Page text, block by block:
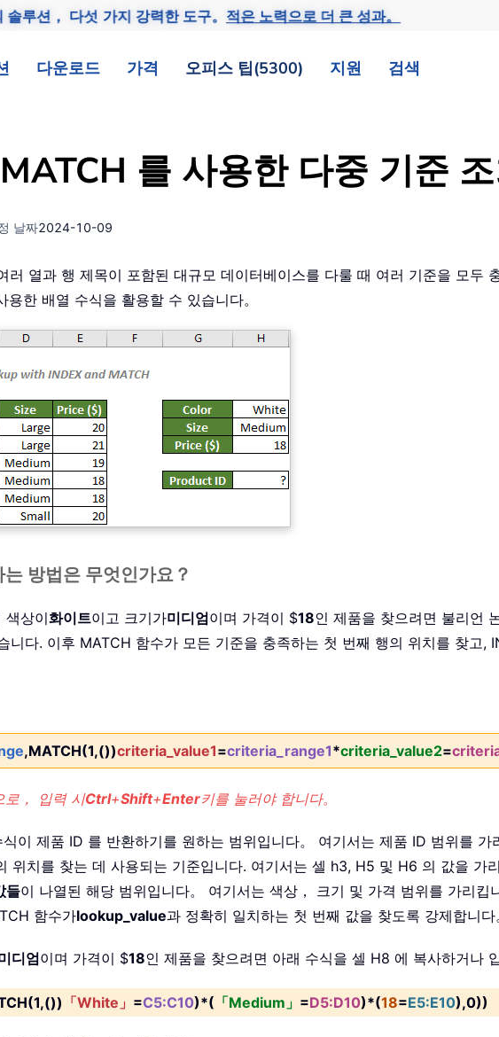
루션， 다섯 가지 강력한 도구。 적은 노력으로 더 큰 성과。
다운로드 가격 오피스 팁(5300) 지원 검색
를 사용한 다중 기준
날짜2024-10-09
러 열과 행 제목이 포함된 대규모 데이터베이스를 다룰 때 여러 기준을 모두
용한 배열 수식을 활용할 수 있습니다。
방법은 무엇인가요？
색상이화이트이고 크기가미디엄이며 가격이 $18인 제품을 찾으려면 불리언
니다. 이후 MATCH 함수가 모든 기준을 충족하는 첫 번째 행의 위치를 찾고,
,MATCH(1,())criteria_value1=criteria_range1*criteria_value2=
로， 입력 시Ctrl+Shift+Enter키를 눌러야 합니다。
이 제품 ID 를 반환하기를 원하는 범위입니다。 여기서는 제품 ID 범위를 가
위치를 찾는 데 사용되는 기준입니다. 여기서는 셀 h3, H5 및 H6 의 값을 가리
들이 나열된 해당 범위입니다。 여기서는 색상， 크기 및 가격 범위를 가리킵
함수가lookup_value과 정확히 일치하는 첫 번째 값을 찾도록 강제합니다
디엄이며 가격이 $18인 제품을 찾으려면 아래 수식을 셀 H8 에 복사하거나
「White」 =C5:C10)*( 「Medium」 =D5:D10)*(18=E5:E10),0))